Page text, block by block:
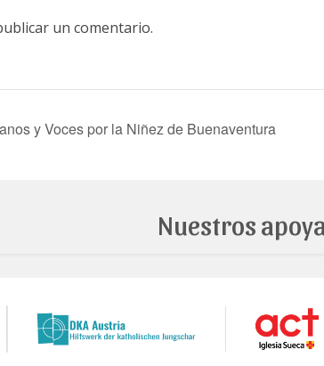
un comentario.
y Voces por la Niñez de Buenaventura
Nuestros